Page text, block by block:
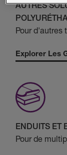
AUTRES
Pour d'autres
Explorer Les
ENDUITS ET
Pour de